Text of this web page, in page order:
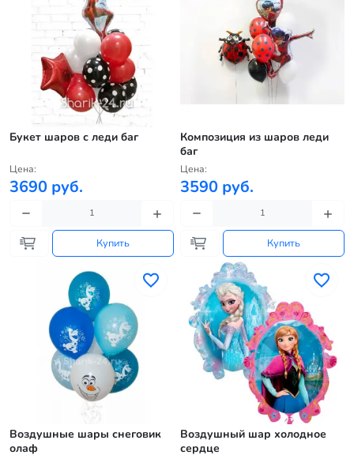
Букет шаров с леди баг
Цена:
3690 руб.
Купить
Композиция из шаров леди
баг
Цена:
3590 руб.
Купить
Воздушные шары снеговик
олаф
Воздушный шар холодное
сердце